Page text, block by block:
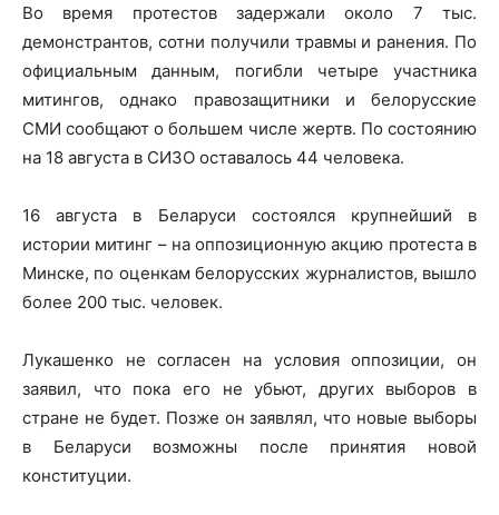
Во время протестов задержали около 7 тыс.
демонстрантов, сотни получили травмы и ранения. По
официальным данным, погибли четыре участника
митингов, однако правозащитники и белорусские
СМИ сообщают о большем числе жертв. По состоянию
на 18 августа в СИЗО оставалось 44 человека.
16 августа в Беларуси состоялся крупнейший в
истории митинг – на оппозиционную акцию протеста в
Минске, по оценкам белорусских журналистов, вышло
более 200 тыс. человек.
Лукашенко не согласен на условия оппозиции, он
заявил, что пока его не убьют, других выборов в
стране не будет. Позже он заявлял, что новые выборы
в Беларуси возможны после принятия новой
конституции.